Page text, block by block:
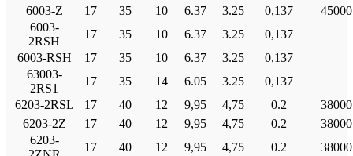
6003-Ζ
17 35 10 6.37 3.25 0,137
45000
6003-
2RSH
17 35 10 6.37 3.25
0,137
6003-RSH
17 35 10 6.37 3.25
0,137
63003-
2RS1
17 35 14 6.05 3.25
0,137
6203-2RSL
17 40 12 9,95 4,75 0.2
38000
6203-2Ζ
17 40 12 9,95 4,75 0.2
38000
6203-
17 40 12 9,95 4,75 0.2
38000